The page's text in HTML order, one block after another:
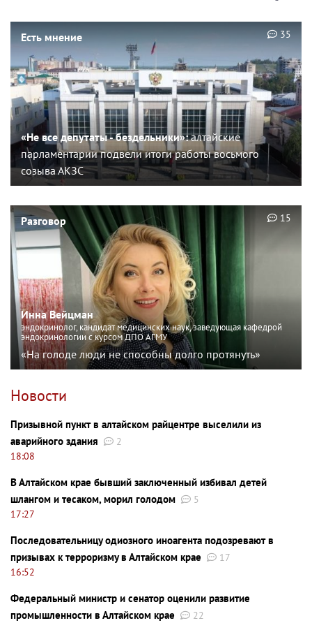
Есть мнение
«Не все депутаты - бездельники»:алтайские
парламентарии подвели итоги работы восьмого
созыва АКЗС
35
Разговор
Инна Вейцман
эндокринолог, кандидат медицинских наук, заведующая кафедрой
эндокринологии с курсом ДПО АГМУ
«На голоде люди не способны долго протянуть»
15
Новости
Призывной пункт в алтайском райцентре выселили из
аварийного здания
2
18:08
В Алтайском крае бывший заключенный избивал детей
шлангом и тесаком, морил голодом
5
17:27
Последовательницу одиозного иноагента подозревают в
призывах к терроризму в Алтайском крае
17
16:52
Федеральный министр и сенатор оценили развитие
промышленности в Алтайском крае
22